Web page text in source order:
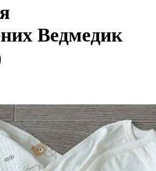
Ведмедик